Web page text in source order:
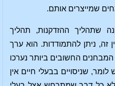
שמייצרים אותם.
שתהליך ההזדקנות, תהליך
זה, ניתן להתמודדות. הוא ערך
המבחנים החשובים ביותר נערכו
שניסויים בבעלי חיים אין